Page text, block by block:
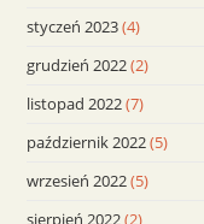
styczeń 2023(4)
grudzień 2022(2)
listopad 2022(7)
październik 2022(5)
wrzesień 2022(5)
sierpień 2022(2)